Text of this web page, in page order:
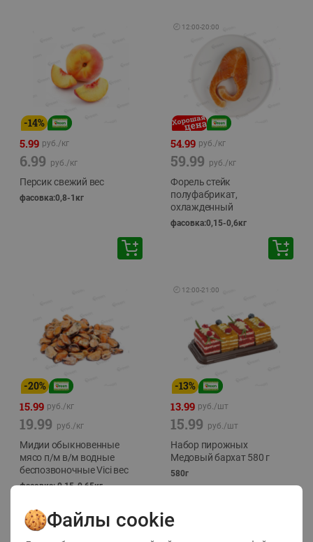
-14%
5.99 руб./кг
6.99 руб./кг
Персик свежий вес
фасовка:0,8-1кг
🕘 12:00-20:00
54.99 руб./кг
59.99 руб./кг
Форель стейк
полуфабрикат,
охлажденный
фасовка:0,15-0,6кг
-20%
15.99 руб./кг
19.99 руб./кг
Мидии обыкновенные
мясо п/м в/м водные
беспозвоночные Vici вес
фасовка: 0,15-0,65кг
🕘 12:00-21:00
-13%
13.99 руб./шт
15.99 руб./шт
Набор пирожных
Медовый бархат 580 г
580г
Файлы cookie